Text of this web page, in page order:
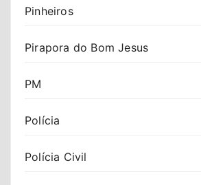
Pinheiros
Pirapora do Bom Jesus
PM
Polícia
Polícia Civil